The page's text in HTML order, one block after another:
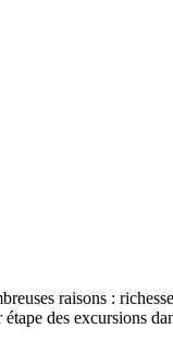
raisons :
des excursions